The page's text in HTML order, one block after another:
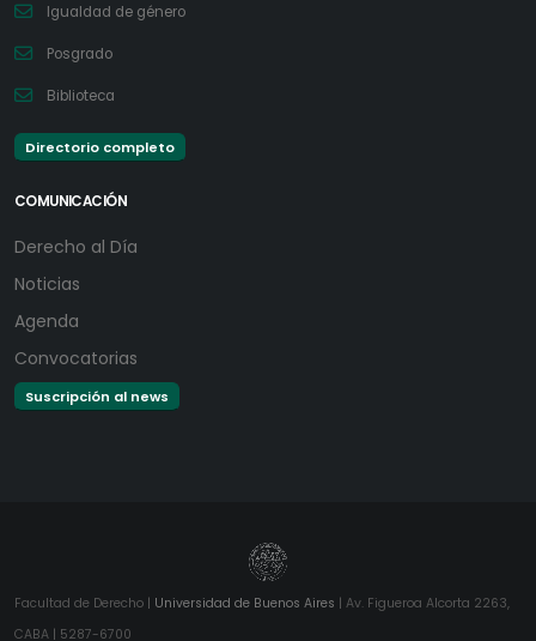
Igualdad de género
Posgrado
Biblioteca
Directorio completo
COMUNICACIÓN
Derecho al Día
Noticias
Agenda
Convocatorias
Suscripción al news
Facultad de Derecho | Universidad de Buenos Aires | Av. Figueroa Alcorta 2263,
CABA | 5287-6700